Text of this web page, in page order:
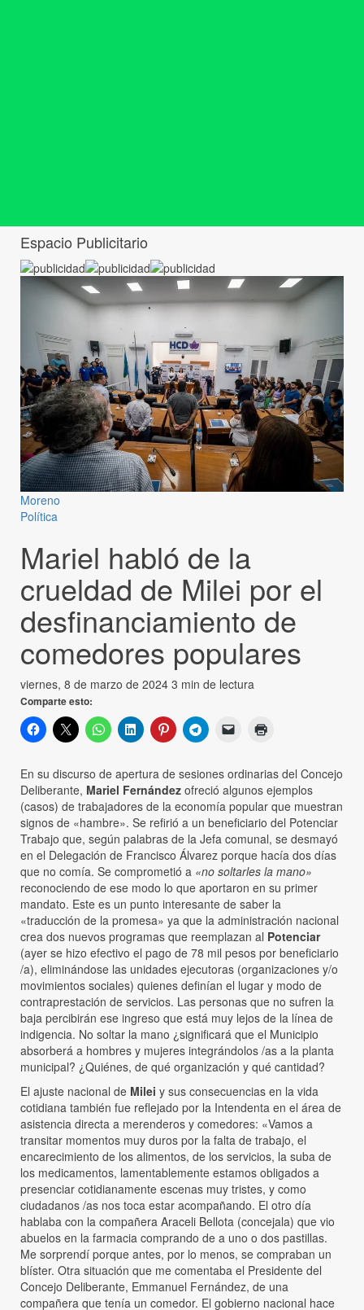
Espacio Publicitario
Moreno
Política
Mariel habló de la
crueldad de Milei por el
desfinanciamiento de
comedores populares
viernes, 8 de marzo de 2024 3 min de lectura
Comparte esto:
En su discurso de apertura de sesiones ordinarias del Concejo
Deliberante, Mariel Fernández ofreció algunos ejemplos
(casos) de trabajadores de la economía popular que muestran
signos de «hambre». Se refirió a un beneficiario del Potenciar
Trabajo que, según palabras de la Jefa comunal, se desmayó
en el Delegación de Francisco Álvarez porque hacía dos días
que no comía. Se comprometió a «no soltarles la mano»
reconociendo de ese modo lo que aportaron en su primer
mandato. Este es un punto interesante de saber la
«traducción de la promesa» ya que la administración nacional
crea dos nuevos programas que reemplazan al Potenciar
(ayer se hizo efectivo el pago de 78 mil pesos por beneficiario
/a), eliminándose las unidades ejecutoras (organizaciones y/o
movimientos sociales) quienes definían el lugar y modo de
contraprestación de servicios. Las personas que no sufren la
baja percibirán ese ingreso que está muy lejos de la línea de
indigencia. No soltar la mano ¿significará que el Municipio
absorberá a hombres y mujeres integrándolos /as a la planta
municipal? ¿Quiénes, de qué organización y qué cantidad?
El ajuste nacional de Milei y sus consecuencias en la vida
cotidiana también fue reflejado por la Intendenta en el área de
asistencia directa a merenderos y comedores: «Vamos a
transitar momentos muy duros por la falta de trabajo, el
encarecimiento de los alimentos, de los servicios, la suba de
los medicamentos, lamentablemente estamos obligados a
presenciar cotidianamente escenas muy tristes, y como
ciudadanos /as nos toca estar acompañando. El otro día
hablaba con la compañera Araceli Bellota (concejala) que vio
abuelos en la farmacia comprando de a uno o dos pastillas.
Me sorprendí porque antes, por lo menos, se compraban un
blíster. Otra situación que me comentaba el Presidente del
Concejo Deliberante, Emmanuel Fernández, de una
compañera que tenía un comedor. El gobierno nacional hace